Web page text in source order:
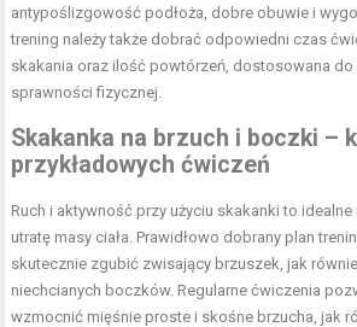
antypoślizgowość podłoża, dobre obuwie i
trening należy także dobrać odpowiedni czas
skakania oraz ilość powtórzeń, dostosowana do
sprawności fizycznej.
Skakanka na brzuch i boczki –
przykładowych ćwiczeń
Ruch i aktywność przy użyciu skakanki to
utratę masy ciała. Prawidłowo dobrany plan
skutecznie zgubić zwisający brzuszek, jak
niechcianych boczków. Regularne ćwiczenia
wzmocnić mięśnie proste i skośne brzucha, jak